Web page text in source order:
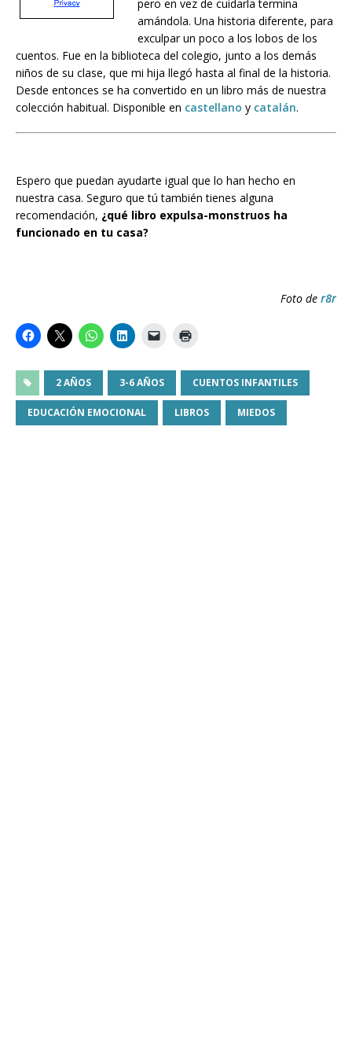
pero en vez de cuidarla termina
amándola. Una historia diferente, para
exculpar un poco a los lobos de los
cuentos. Fue en la biblioteca del colegio, junto a los demás
niños de su clase, que mi hija llegó hasta al final de la historia.
Desde entonces se ha convertido en un libro más de nuestra
colección habitual. Disponible en castellano y catalán.
Espero que puedan ayudarte igual que lo han hecho en
nuestra casa. Seguro que tú también tienes alguna
recomendación, ¿qué libro expulsa-monstruos ha
funcionado en tu casa?
Foto de r8r
2 AÑOS 3-6 AÑOS CUENTOS INFANTILES
EDUCACIÓN EMOCIONAL LIBROS MIEDOS